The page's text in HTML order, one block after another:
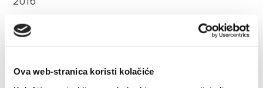
Ova web-stranica koristi kolačiće
What to do